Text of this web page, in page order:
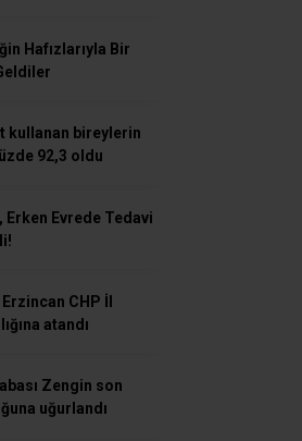
Hafızlarıyla Bir
kullanan bireylerin
92,3 oldu
Erken Evrede Tedavi
CHP İl
atandı
Zengin son
uğurlandı